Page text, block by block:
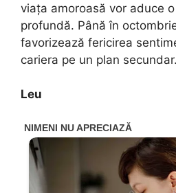
viața amoroasă vor aduce
profundă. Până în
favorizează fericirea
cariera pe un plan secundar.
Leu